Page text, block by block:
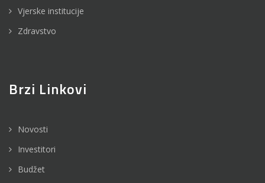
Vjerske institucije
Zdravstvo
Brzi Linkovi
Novosti
Investitori
Budžet